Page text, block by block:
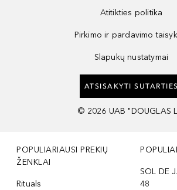
Atitikties politika
Pirkimo ir pardavimo
Slapukų nustatymai
ATSISAKYTI SUTARTIES
© 2026 UAB "DOUGLAS
POPULIARIAUSI PREKIŲ
ŽENKLAI
Rituals
SOL DE
48